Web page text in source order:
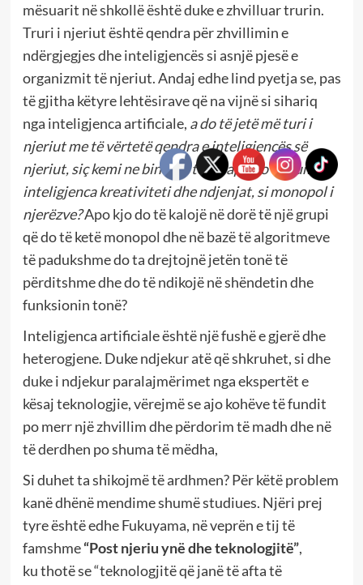
mësuarit në shkollë është duke e zhvilluar trurin.
Truri i njeriut është qendra për zhvillimin e
ndërgjegjes dhe inteligjencës si asnjë pjesë e
organizmit të njeriut. Andaj edhe lind pyetja se, pas
të gjitha këtyre lehtësirave që na vijnë si sihariq
nga inteligjenca artificiale, a do të jetë më turi i
njeriut me të vërtetë qendra e inteligjencës së
njeriut, siç kemi ne bindjen tonë, apo do të humbet
inteligjenca kreativiteti dhe ndjenjat, si monopol i
njerëzve?Apo kjo do të kalojë në dorë të një grupi
që do të ketë monopol dhe në bazë të algoritmeve
të padukshme do ta drejtojnë jetën tonë të
përditshme dhe do të ndikojë në shëndetin dhe
funksionin tonë?
Inteligjenca artificiale është një fushë e gjerë dhe
heterogjene. Duke ndjekur atë që shkruhet, si dhe
duke i ndjekur paralajmërimet nga ekspertët e
kësaj teknologjie, vërejmë se ajo kohëve të fundit
po merr një zhvillim dhe përdorim të madh dhe në
të derdhen po shuma të mëdha,
Si duhet ta shikojmë të ardhmen? Për këtë problem
kanë dhënë mendime shumë studiues. Njëri prej
tyre është edhe Fukuyama, në veprën e tij të
famshme“Post njeriu ynë dhe teknologjitë”,
ku thotë se “teknologjitë që janë të afta të